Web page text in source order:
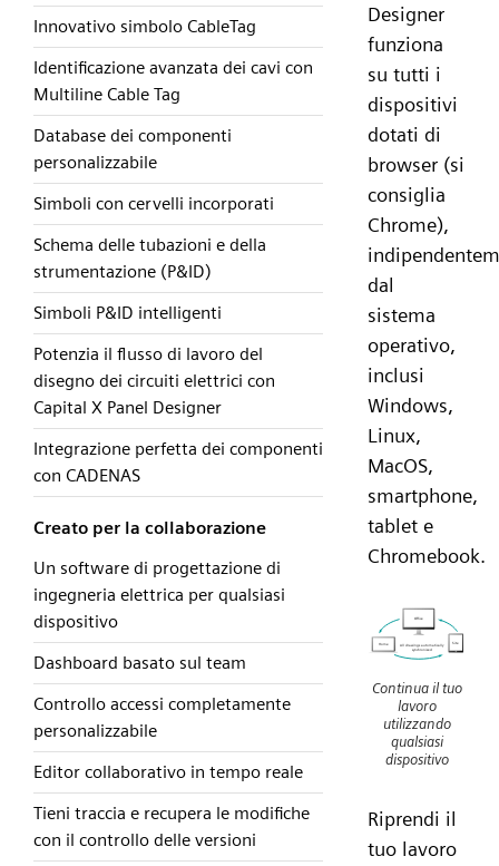
Innovativo simbolo CableTag
Identificazione avanzata dei cavi con
Multiline Cable Tag
Database dei componenti
personalizzabile
Simboli con cervelli incorporati
Schema delle tubazioni e della
strumentazione (P&ID)
Simboli P&ID intelligenti
Potenzia il flusso di lavoro del
disegno dei circuiti elettrici con
Capital X Panel Designer
Integrazione perfetta dei componenti
con CADENAS
Creato per la collaborazione
Un software di progettazione di
ingegneria elettrica per qualsiasi
dispositivo
Dashboard basato sul team
Controllo accessi completamente
personalizzabile
Editor collaborativo in tempo reale
Tieni traccia e recupera le modifiche
con il controllo delle versioni
Designer
funziona
su tutti i
dispositivi
dotati di
browser (si
consiglia
Chrome),
dal
sistema
operativo,
inclusi
Windows,
Linux,
MacOS,
smartphone,
tablet e
Chromebook.
Continua il tuo
lavoro
utilizzando
qualsiasi
dispositivo
Riprendi il
tuo lavoro